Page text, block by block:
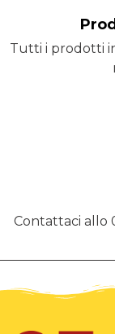
Tutti i prodotti
Contattaci allo